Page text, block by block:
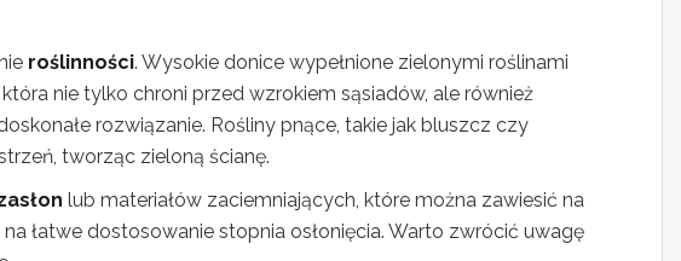
roślinności. Wysokie donice wypełnione zielonymi roślinami
nie tylko chroni przed wzrokiem sąsiadów, ale również
rozwiązanie. Rośliny pnące, takie jak bluszcz czy
tworząc zieloną ścianę.
lub materiałów zaciemniających, które można zawiesić na
łatwe dostosowanie stopnia osłonięcia. Warto zwrócić uwagę